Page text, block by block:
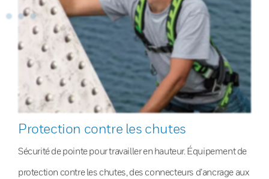
Protection contre les chutes
Sécurité de pointe pour travailler en hauteur. Équipement de
protection contre les chutes, des connecteurs d’ancrage aux